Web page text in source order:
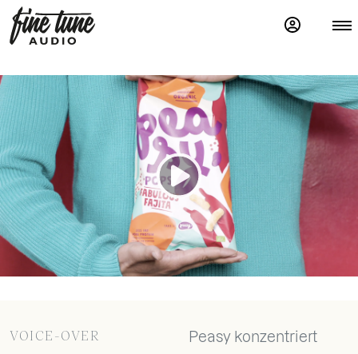
VOICE-OVER
Peasy konzentriert